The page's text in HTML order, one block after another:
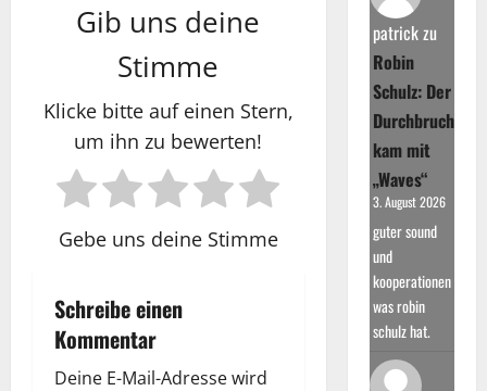
Gib uns deine
Stimme
Klicke bitte auf einen Stern,
um ihn zu bewerten!
Gebe uns deine Stimme
Schreibe einen
Kommentar
Deine E-Mail-Adresse wird
patrickzu
Robin
Schulz: Der
Durchbruch
kam mit
„Waves“
3. August 2026
guter sound
und
kooperationen
was robin
schulz hat.